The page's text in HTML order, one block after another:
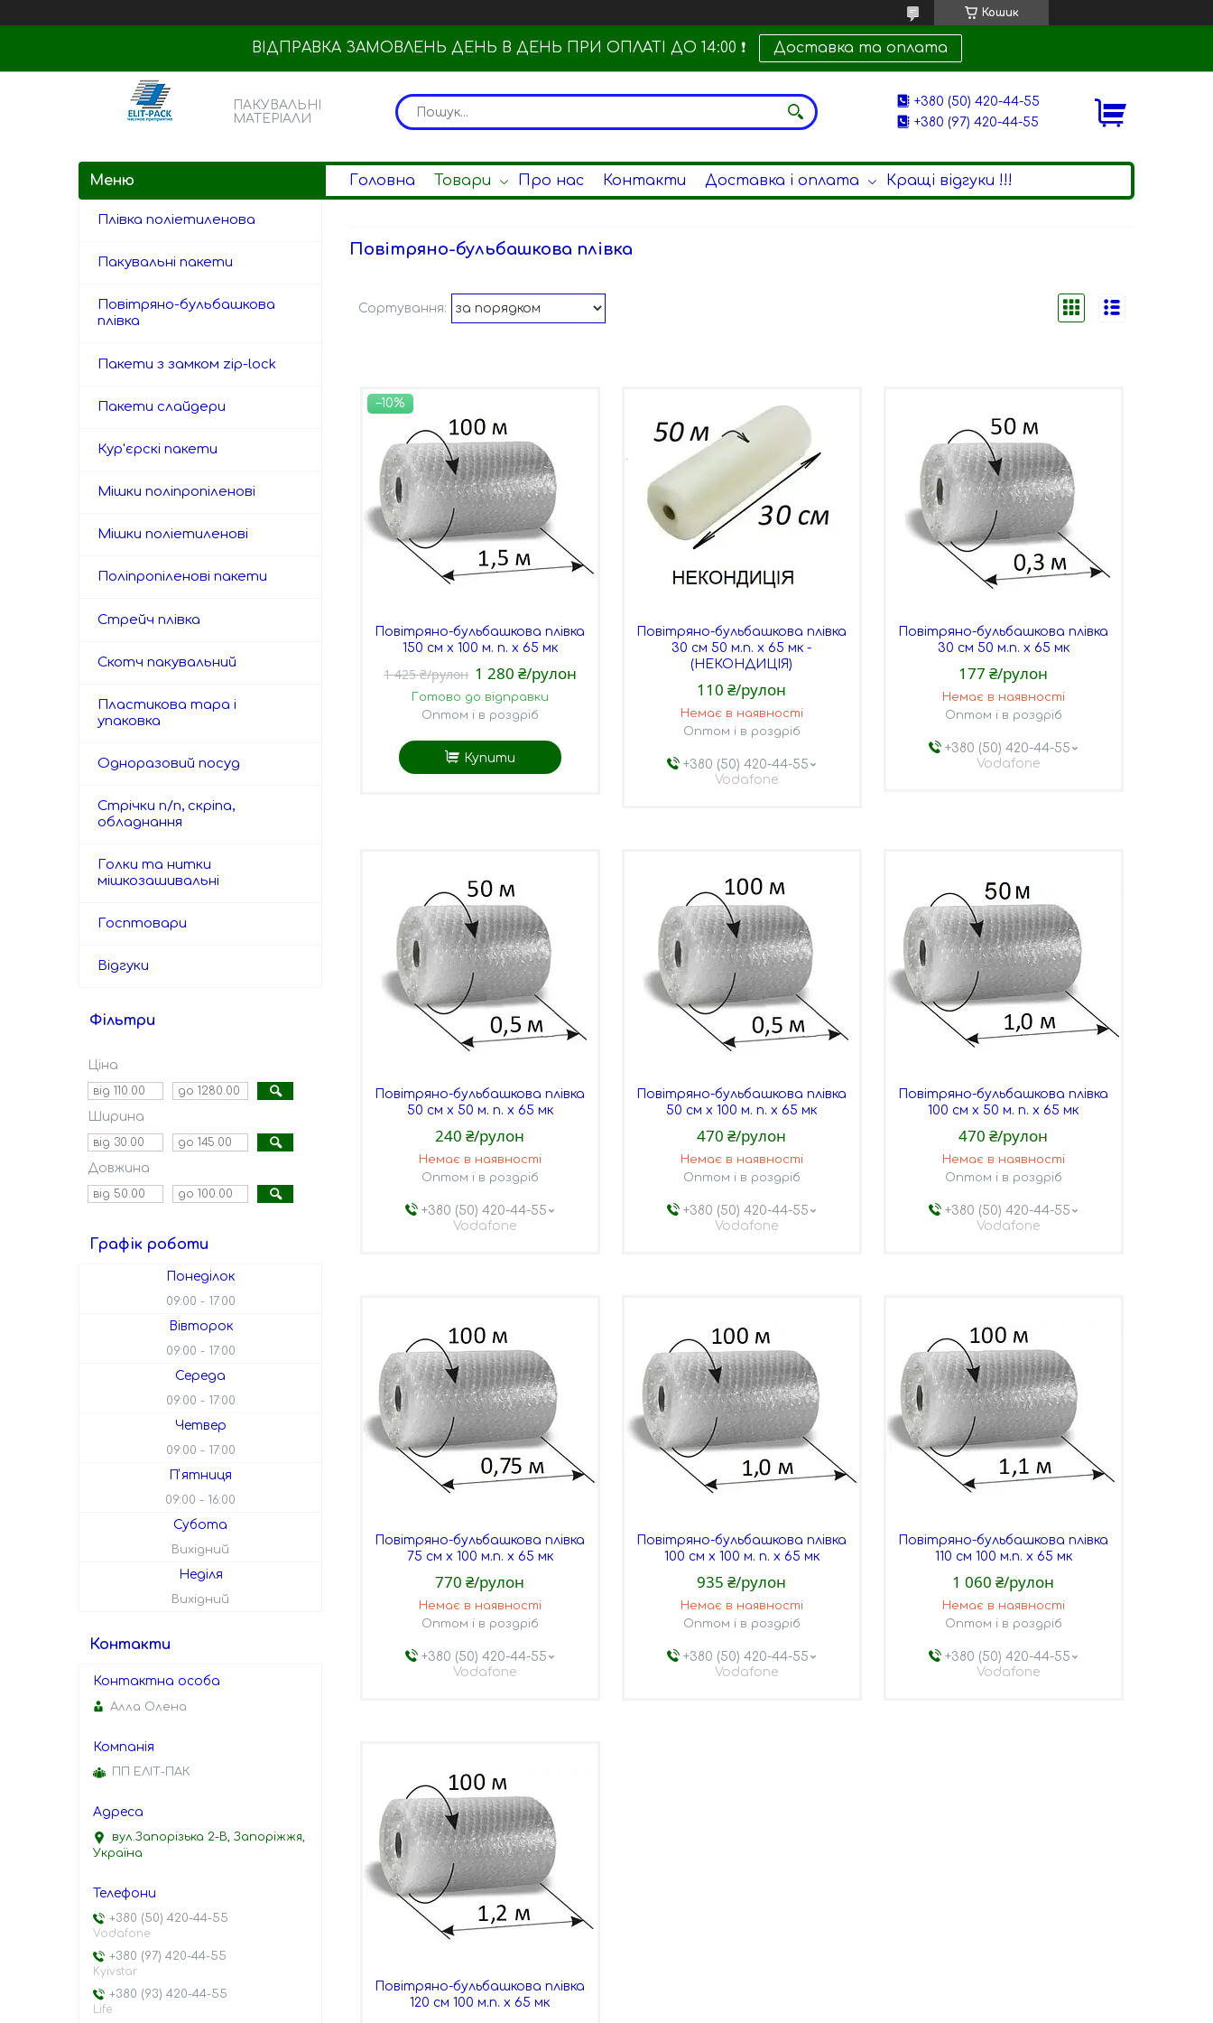
Кошик
ВІДПРАВКА ЗАМОВЛЕНЬ ДЕНЬ В ДЕНЬ ПРИ ОПЛАТІ ДО 14:00 ❗ Доставка та оплата
ПАКУВАЛЬНІ
МАТЕРІАЛИ
+380 (50) 420-44-55
+380 (97) 420-44-55
Головна Товари Про нас Контакти Доставка і оплата Кращі відгуки !!!
Повітряно-бульбашкова плівка
–10%
Повітряно-бульбашкова плівка
150 см х 100 м. п. х 65 мк
1 425 ₴/рулон 1 280 ₴/рулон
Готово до відправки
Оптом і в роздріб
Купити
Повітряно-бульбашкова плівка
30 см 50 м.п. х 65 мк -
(НЕКОНДИЦІЯ)
110 ₴/рулон
Немає в наявності
Оптом і в роздріб
+380 (50) 420-44-55
Vodafone
Повітряно-бульбашкова плівка
30 см 50 м.п. х 65 мк
177 ₴/рулон
Немає в наявності
Оптом і в роздріб
+380 (50) 420-44-55
Vodafone
Повітряно-бульбашкова плівка
50 см х 50 м. п. х 65 мк
240 ₴/рулон
Немає в наявності
Оптом і в роздріб
+380 (50) 420-44-55
Vodafone
Повітряно-бульбашкова плівка
50 см х 100 м. п. х 65 мк
470 ₴/рулон
Немає в наявності
Оптом і в роздріб
+380 (50) 420-44-55
Vodafone
Повітряно-бульбашкова плівка
100 см х 50 м. п. х 65 мк
470 ₴/рулон
Немає в наявності
Оптом і в роздріб
+380 (50) 420-44-55
Vodafone
Повітряно-бульбашкова плівка
75 см х 100 м.п. х 65 мк
770 ₴/рулон
Немає в наявності
Оптом і в роздріб
+380 (50) 420-44-55
Vodafone
Повітряно-бульбашкова плівка
100 см х 100 м. п. х 65 мк
935 ₴/рулон
Немає в наявності
Оптом і в роздріб
+380 (50) 420-44-55
Vodafone
Повітряно-бульбашкова плівка
110 см 100 м.п. х 65 мк
1 060 ₴/рулон
Немає в наявності
Оптом і в роздріб
+380 (50) 420-44-55
Vodafone
Повітряно-бульбашкова плівка
120 см 100 м.п. х 65 мк
Плівка поліетиленова
Пакувальні пакети
Повітряно-бульбашкова
плівка
Пакети з замком zip-lock
Пакети слайдери
Кур'єрскі пакети
Мішки поліпропіленові
Мішки поліетиленові
Поліпропіленові пакети
Стрейч плівка
Скотч пакувальний
Пластикова тара і
упаковка
Одноразовий посуд
Стрічки п/п, скріпа,
обладнання
Голки та нитки
мішкозашивальні
Госптовари
Відгуки
Фільтри
Ціна
Ширина
Довжина
Графік роботи
Понеділок
09:00 17:00
Вівторок
09:00 17:00
Середа
09:00 17:00
Четвер
09:00 17:00
Пʼятниця
09:00 16:00
Субота
Вихідний
Неділя
Вихідний
Контакти
Алла Олена
ПП ЕЛІТ-ПАК
вул.Запорізька 2-В, Запоріжжя,
Україна
+380 (50) 420-44-55
Vodafone
+380 (97) 420-44-55
Kyivstar
+380 (93) 420-44-55
Life